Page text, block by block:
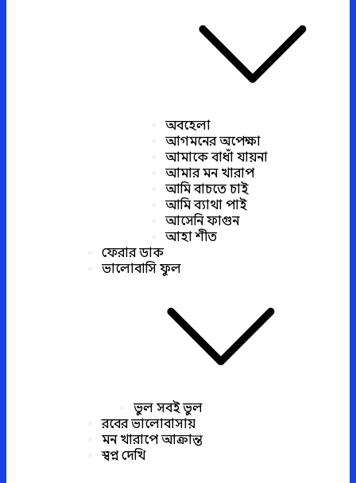
অবহেলা
আগমনের অপেক্ষা
আমাকে বাধাঁ যায়না
আমার মন খারাপ
আমি বাচতে চাই
আমি ব্যাথা পাই
আসেনি ফাগুন
আহা শীত
ফেরার ডাক
ভালোবাসি ফুল
ভুল সবই ভুল
রবের ভালোবাসায়
মন খারাপে আক্রান্ত
স্বপ্ন দেখি